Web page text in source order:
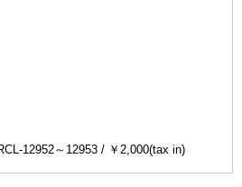
12952～12953 / ￥2,000(tax in)